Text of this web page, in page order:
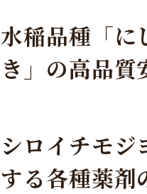
水稲品種「に
き」の高品質
シロイチモジ
する各種薬剤